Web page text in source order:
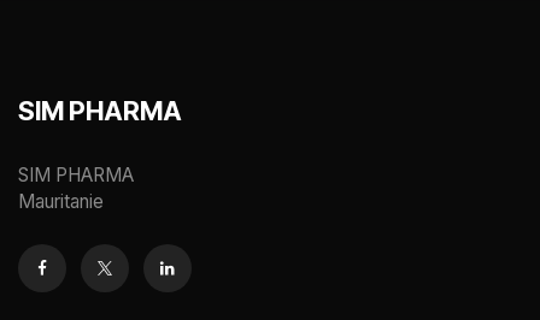
SIM PHARMA
SIM PHARMA
Mauritanie